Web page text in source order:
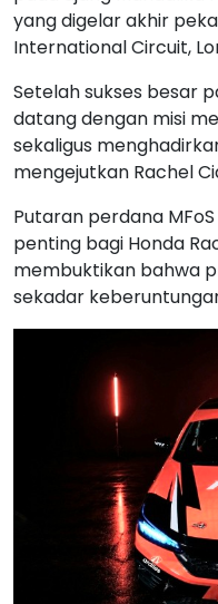
yang digelar akhir
International Circuit,
Setelah sukses besar
datang dengan misi
sekaligus
mengejutkan Rachel
Putaran perdana
penting bagi Honda
membuktikan bahwa
sekadar